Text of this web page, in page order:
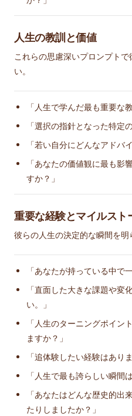
人生の教訓と価値
これらの思慮深いプロンプト
い。
「人生で学んだ最も重要な
「選択の指針となった特定
「若い自分にどんなアドバ
「あなたの価値観に最も影
すか？」
重要な経験とマイルスト
彼らの人生の決定的な瞬間を
「あなたが持っている中で
「直面した大きな課題や変
い。」
「人生のターニングポイン
ますか？」
「追体験したい経験はあり
「人生で最も誇らしい瞬間
「あなたはどんな歴史的出
たりしましたか？」